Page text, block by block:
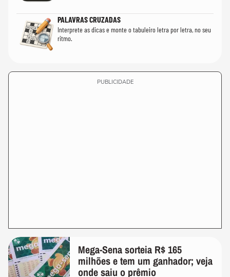
PALAVRAS CRUZADAS
Interprete as dicas e monte o tabuleiro letra por letra, no seu
ritmo.
PUBLICIDADE
Mega-Sena sorteia R$ 165
milhões e tem um ganhador; veja
onde saiu o prêmio